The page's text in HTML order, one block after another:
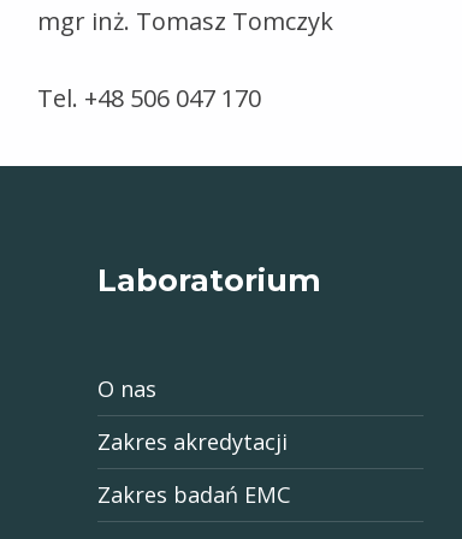
mgr inż. Tomasz Tomczyk
Tel. +48 506 047 170
Skip back to main navigation
Laboratorium
O nas
Zakres akredytacji
Zakres badań EMC